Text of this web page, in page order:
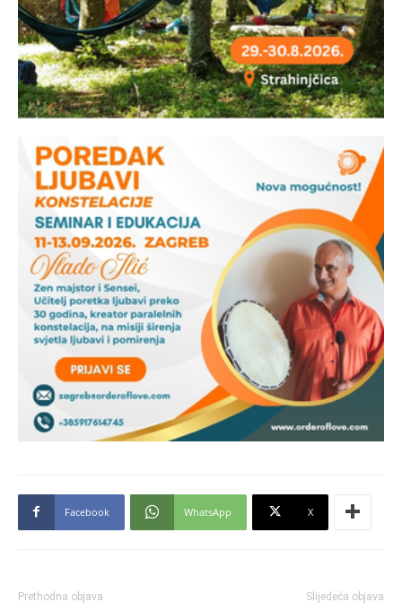
Facebook WhatsApp X
Prethodna objava Slijedeća objava